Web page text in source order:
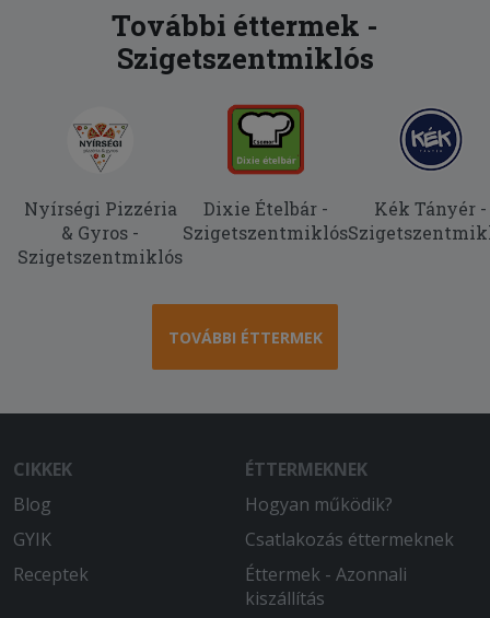
További éttermek -
Szigetszentmiklós
Nyírségi Pizzéria
& Gyros -
Szigetszentmiklós
Dixie Ételbár -
Szigetszentmiklós
Kék Tányér -
TOVÁBBI ÉTTERMEK
CIKKEK
Blog
GYIK
Receptek
ÉTTERMEKNEK
Hogyan működik?
Csatlakozás éttermeknek
Éttermek - Azonnali
kiszállítás